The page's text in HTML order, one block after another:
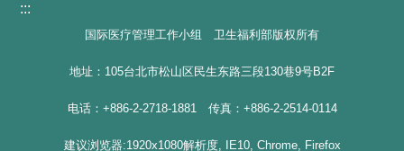
:::
国际医疗管理工作小组 卫生福利部版权所有
地址：105台北市松山区民生东路三段130巷9号B2F
电话：+886-2-2718-1881 传真：+886-2-2514-0114
建议浏览器:1920x1080解析度, IE10, Chrome, Firefox